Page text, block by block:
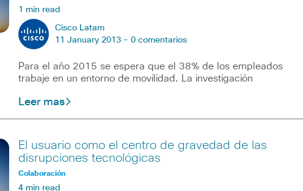
1 min read
Cisco Latam
11 January 2013 - 0 comentarios
Para el año 2015 se espera que el 38% de los empleados
trabaje en un entorno de movilidad. La investigación
Leer mas
El usuario como el centro de gravedad de las
disrupciones tecnológicas
Colaboración
4 min read